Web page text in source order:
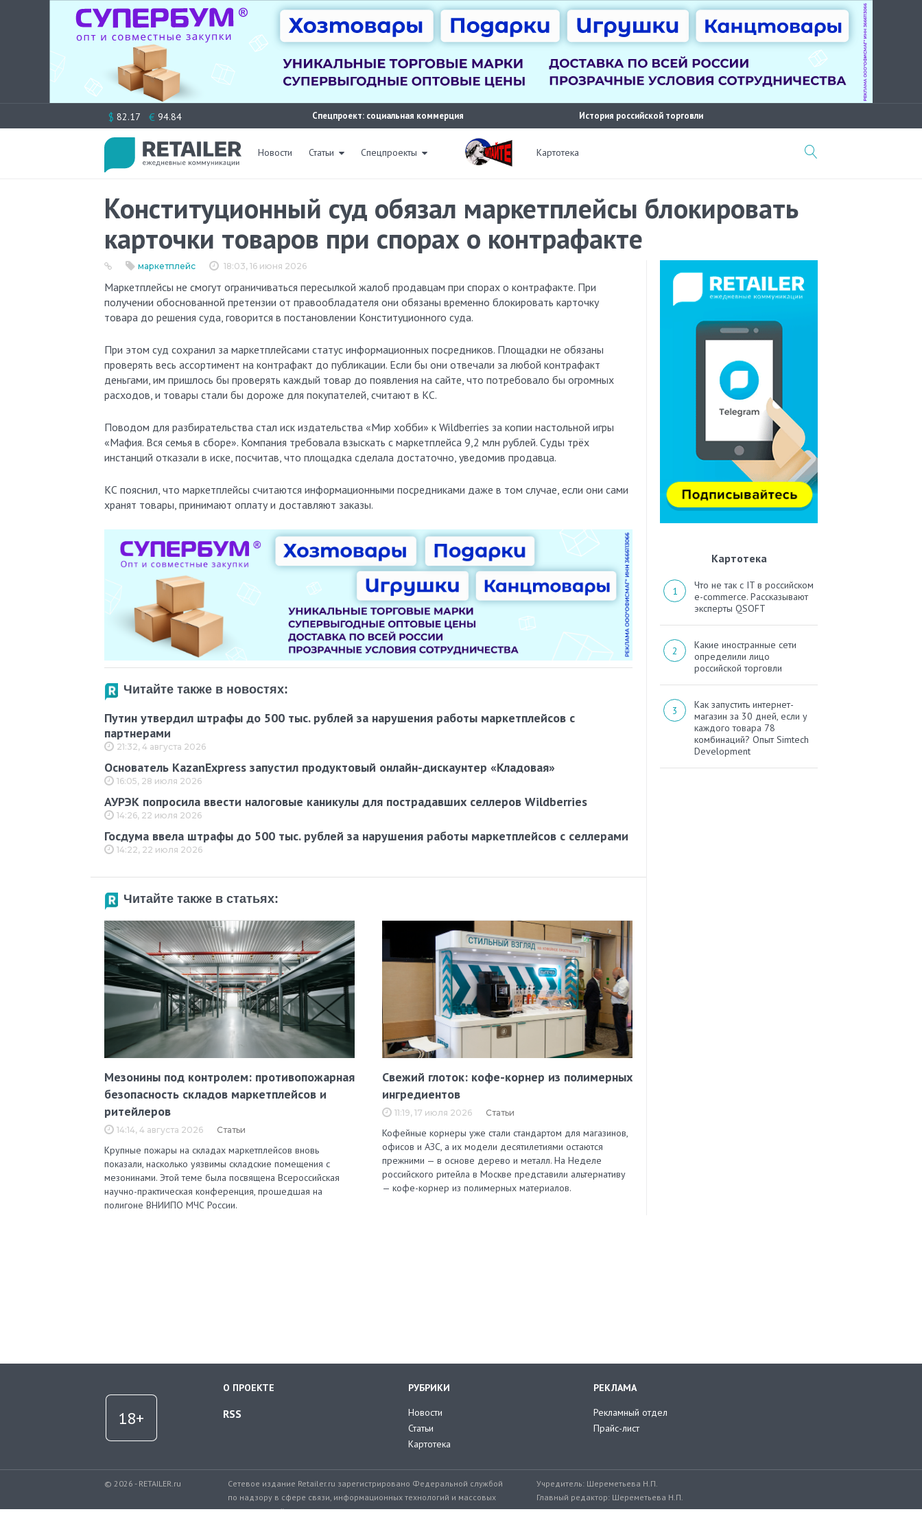
к
$ 82.17 € 94.84 Спецпроект: социальная коммерция История российской торговли
Новости Статьи Спецпроекты Картотека
Конституционный суд обязал маркетплейсы блокировать
карточки товаров при спорах о контрафакте
18:03, 16 июня 2026
маркетплейс
Маркетплейсы не смогут ограничиваться пересылкой жалоб продавцам при спорах о контрафакте. При
получении обоснованной претензии от правообладателя они обязаны временно блокировать карточку
товара до решения суда, говорится в постановлении Конституционного суда.
При этом суд сохранил за маркетплейсами статус информационных посредников. Площадки не обязаны
проверять весь ассортимент на контрафакт до публикации. Если бы они отвечали за любой контрафакт
деньгами, им пришлось бы проверять каждый товар до появления на сайте, что потребовало бы огромных
расходов, и товары стали бы дороже для покупателей, считают в КС.
Поводом для разбирательства стал иск издательства «Мир хобби» к Wildberries за копии настольной игры
«Мафия. Вся семья в сборе». Компания требовала взыскать с маркетплейса 9,2 млн рублей. Суды трёх
инстанций отказали в иске, посчитав, что площадка сделала достаточно, уведомив продавца.
КС пояснил, что маркетплейсы считаются информационными посредниками даже в том случае, если они сами
хранят товары, принимают оплату и доставляют заказы.
Читайте также в новостях:
Путин утвердил штрафы до 500 тыс. рублей за нарушения работы маркетплейсов с
партнерами
21:32, 4 августа 2026
Основатель KazanExpress запустил продуктовый онлайн-дискаунтер «Кладовая»
16:05, 28 июля 2026
АУРЭК попросила ввести налоговые каникулы для пострадавших селлеров Wildberries
14:26, 22 июля 2026
Госдума ввела штрафы до 500 тыс. рублей за нарушения работы маркетплейсов с селлерами
14:22, 22 июля 2026
Читайте также в статьях:
Мезонины под контролем: противопожарная
безопасность складов маркетплейсов и
ритейлеров
14:14, 4 августа 2026 Статьи
Крупные пожары на складах маркетплейсов вновь
показали, насколько уязвимы складские помещения с
мезонинами. Этой теме была посвящена Всероссийская
научно-практическая конференция, прошедшая на
полигоне ВНИИПО МЧС России.
Свежий глоток: кофе-корнер из полимерных
ингредиентов
11:19, 17 июля 2026 Статьи
Кофейные корнеры уже стали стандартом для магазинов,
офисов и АЗС, а их модели десятилетиями остаются
прежними — в основе дерево и металл. На Неделе
российского ритейла в Москве представили альтернативу
— кофе-корнер из полимерных материалов.
Картотека
Что не так с IT в российском
e-commerce. Рассказывают
эксперты QSOFT
Какие иностранные сети
определили лицо
российской торговли
Как запустить интернет-
магазин за 30 дней, если у
каждого товара 78
комбинаций? Опыт Simtech
Development
О ПРОЕКТЕ
RSS
РУБРИКИ
Новости
Статьи
Картотека
РЕКЛАМА
Рекламный отдел
Прайс-лист
© 2026 - RETAILER.ru
Сетевое издание Retailer.ru зарегистрировано Федеральной службой
по надзору в сфере связи, информационных технологий и массовых
коммуникаций.
Учредитель: Шереметьева Н.П.
Главный редактор: Шереметьева Н.П.